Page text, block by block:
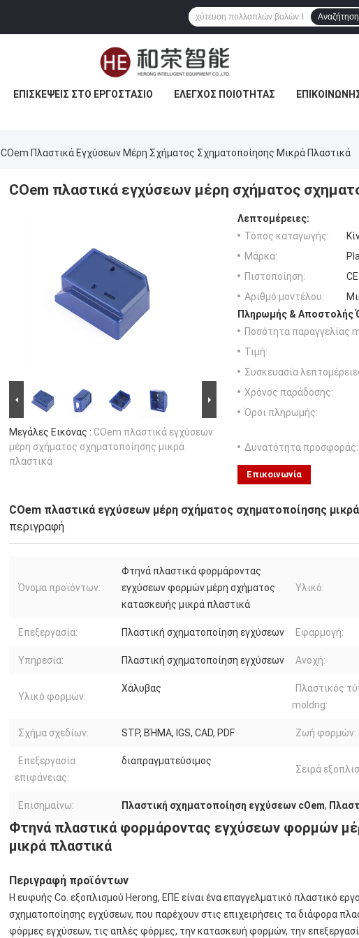
Αναζήτηση
ΕΠΙΣΚΈΨΕΙΣ ΣΤΟ ΕΡΓΟΣΤΆΣΙΟ ΈΛΕΓΧΟΣ ΠΟΙΌΤΗΤΑΣ
COem Πλαστικά Εγχύσεων Μέρη Σχήματος Σχηματοποίησης Μικρά Πλαστικά
COem πλαστικά εγχύσεων μέρη σχήματος
Μεγάλες Εικόνας : COem πλαστικά εγχύσεων
μέρη σχήματος σχηματοποίησης μικρά
πλαστικά
Λεπτομέρειες:
Τόπος καταγωγής:
Μάρκα:
Πιστοποίηση:
CE
Αριθμό μοντέλου:
Πληρωμής & Αποστολής
Ποσότητα παραγγελίας
Τιμή:
Συσκευασία
Χρόνος παράδοσης:
Όροι πληρωμής:
Δυνατότητα προσφοράς:
Επικοινωνία
COem πλαστικά εγχύσεων μέρη σχήματος σχηματοποίησης
περιγραφή
Όνομα προϊόντων:
Φτηνά πλαστικά φορμάροντας
εγχύσεων φορμών μέρη σχήματος
κατασκευής μικρά πλαστικά
Υλικό:
Επεξεργασία: Πλαστική σχηματοποίηση εγχύσεων Εφαρμογή:
Υπηρεσία: Πλαστική σχηματοποίηση εγχύσεων Ανοχή:
Υλικό φορμών:
Χάλυβας
Πλαστικός
moldng:
Σχήμα σχεδίων: STP, ΒΉΜΑ, IGS, CAD, PDF Ζωή φορμών:
Επεξεργασία
επιφάνειας:
διαπραγματεύσιμος
Σειρά
Επισημαίνω: Πλαστική σχηματοποίηση εγχύσεων cOem,
Φτηνά πλαστικά φορμάροντας εγχύσεων φορμών
μικρά πλαστικά
Περιγραφή προϊόντων
Η ευφυής Co. εξοπλισμού Herong, ΕΠΕ είναι ένα επαγγελματικό πλαστικό
σχηματοποίησης εγχύσεων, που παρέχουν στις επιχειρήσεις τα διάφορα
φόρμες εγχύσεων, τις απλές φόρμες, την κατασκευή φορμών, την